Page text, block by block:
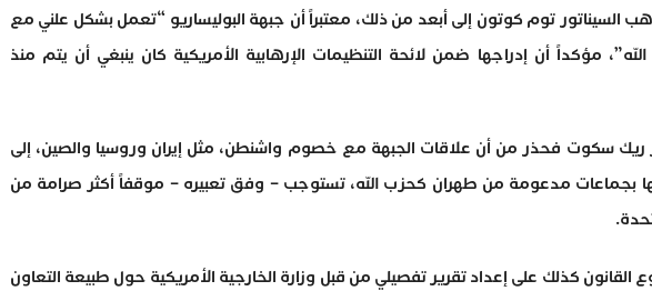
السيناتور توم كوتون إلى أبعد من ذلك، معتبراً أن جبهة البوليساريو “تعمل بشكل علني مع
مؤكداً أن إدراجها ضمن لائحة التنظيمات الإرهابية الأمريكية كان ينبغي أن يتم منذ
ريك سكوت فحذر من أن علاقات الجبهة مع خصوم واشنطن، مثل إيران وروسيا والصين، إلى
بجماعات مدعومة من طهران كحزب الله، تستوجب – وفق تعبيره – موقفاً أكثر صرامة من
كذلك على إعداد تقرير تفصيلي من قبل وزارة الخارجية الأمريكية حول طبيعة التعاون